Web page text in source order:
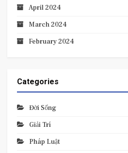
April 2024
March 2024
February 2024
Categories
Đời Sống
Giải Trí
Pháp Luật